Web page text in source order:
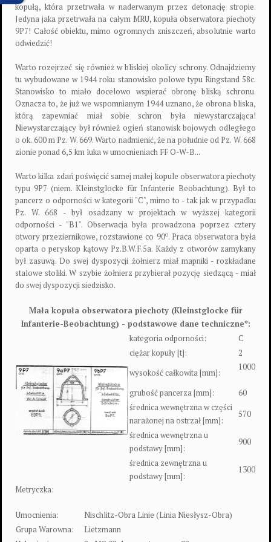
kopułą, która przetrwała w naderwanym przez detonację stropie.
Jedyna jaka przetrwała na całym MRU, kopuła obserwatora piechoty
9P7! Całość obiektu, mimo ogromnych zniszczeń, absolutnie warto
odwiedzić!
Warto rozejrzeć się również w bliskiej okolicy schrony. Odnajdziemy
tu wybudowane w 1944 roku stanowisko polowe typu Ringstand 58c.
Stanowisko to miało docelowo wspierać obronę bliską schronu.
Oznacza to, że już we wspomnianym 1944 uznano, że obrona bliska,
którą zapewniać miał sobie schron była niewystarczająca!
Niewystarczający był również ogień stanowisk bojowych odległego
o ok. 600 m Pz. W. 669. Warto nadmienić, że na południe od Pz. W. 668
zionie ponad 6,5 km luka w umocnieniach FF O-W-B...
Warto kilka zdań poświęcić samej małej kopule obserwatora piechoty
typu 9P7 (niem. Kleinstglocke für Infanterie Beobachtung). Był to
pancerz o odporności w kategorii "C", mimo to - tak jak w przypadku
Pz. W. 668 - był osadzany w projektach w wyższej kategorii
odporności - "B1". Obserwacja była prowadzona poprzez cztery
otwory przeziernikowe, rozstawione co 90o. Praca obserwatora była
oparta o peryskop kątowy Pz.B.W.F.5a. Każdy z otworów zamykany
był zasuwą. Do swej dyspozycji żołnierz miał mapniki - rozkładane
stalowe stoliki. W szybie żołnierz przybierał pozycję siedzącą - miał
do swej dyspozycji siedzisko.
Mała kopuła obserwatora piechoty (Kleinstglocke für
Infanterie-Beobachtung) - podstawowe dane techniczne*:
kategoria odporności:
C
ciężar kopuły [t]:
2
wysokość całkowita [mm]:
1000
grubość pancerza [mm]:
60
średnica wewnętrzna w części
narażonej na ostrzał [mm]:
570
średnica wewnętrzna u
podstawy [mm]:
900
średnica zewnętrzna u
podstawy [mm]:
1300
Metryczka:
Umocnienia:
Nischlitz-Obra Linie (Linia Niesłysz-Obra)
Grupa Warowna:
Lietzmann